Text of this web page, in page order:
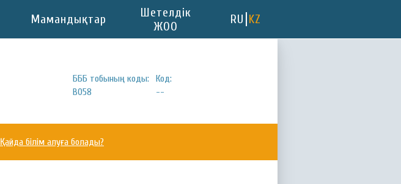
Мамандықтар
Шетелдік
ЖОО
RU KZ
БББ тобының коды:
B058
Код:
--
Қайда білім алуға болады?